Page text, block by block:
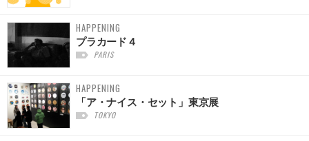
HAPPENING
プラカード４
PARIS
HAPPENING
「ア・ナイス・セット」東京展
TOKYO